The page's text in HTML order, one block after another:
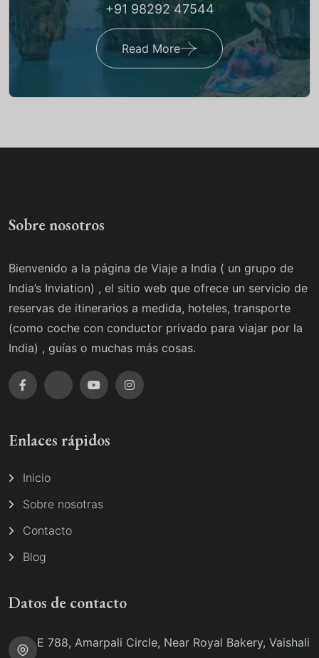
+91 98292 47544
Read More
Sobre nosotros
Bienvenido a la página de Viaje a India ( un grupo de
India’s Inviation) , el sitio web que ofrece un servicio de
reservas de itinerarios a medida, hoteles, transporte
(como coche con conductor privado para viajar por la
India) , guías o muchas más cosas.
Enlaces rápidos
Inicio
Sobre nosotras
Contacto
Blog
Datos de contacto
E 788, Amarpali Circle, Near Royal Bakery, Vaishali